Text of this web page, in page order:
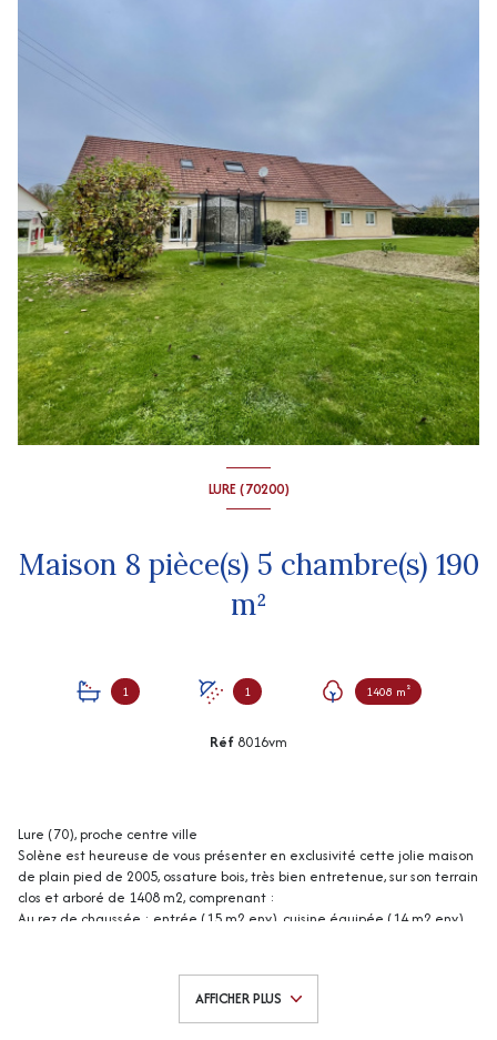
LURE (70200)
Maison 8 pièce(s) 5 chambre(s) 190
m²
1 1 1408 m²
Réf 8016vm
Lure (70), proche centre ville
Solène est heureuse de vous présenter en exclusivité cette jolie maison
de plain pied de 2005, ossature bois, très bien entretenue, sur son terrain
clos et arboré de 1408 m2, comprenant :
Au rez de chaussée : entrée (15 m2 env), cuisine équipée (14 m2 env)
A l'étage : 2 chambres (13 et 20 m2 env), salle de bains (7 m2 env), une
pièce aménégeable (12 m2 env), grenier aménageable (26 m2 env).
Garage, buanderie-chaufferie.
AFFICHER PLUS